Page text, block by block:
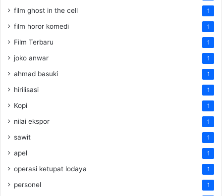
film ghost in the cell 1
film horor komedi 1
Film Terbaru 1
joko anwar 1
ahmad basuki 1
hirilisasi 1
Kopi 1
nilai ekspor 1
sawit 1
apel 1
operasi ketupat lodaya 1
personel 1